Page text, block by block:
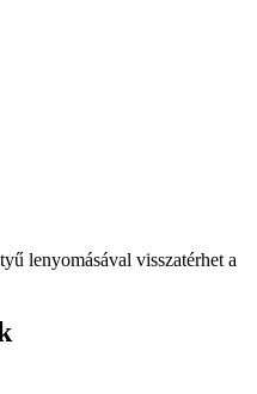
lenyomásával visszatérhet a